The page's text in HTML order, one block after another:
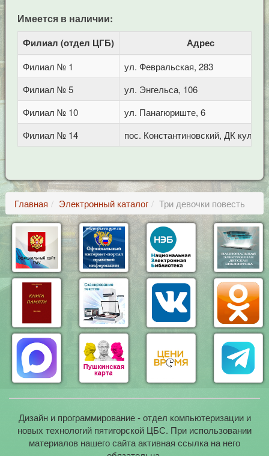
Имеется в наличии:
Филиал (отдел ЦГБ) Адрес
Филиал № 1
ул. Февральская, 283
Филиал № 5
ул. Энгельса, 106
Филиал № 10
ул. Панагюриште, 6
Филиал № 14
пос. Константиновский, ДК
Главная Электронный каталог Три девочки повесть
Дизайн и программирование - отдел компьютеризации и
новых технологий пятигорской ЦБС. При использовании
материалов нашего сайта активная ссылка на него